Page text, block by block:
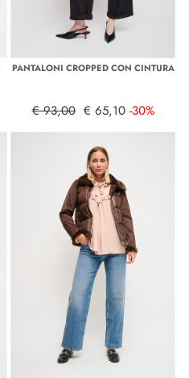
PANTALONI CROPPED CON CINTURA
€ 93,00 € 65,10 -30%